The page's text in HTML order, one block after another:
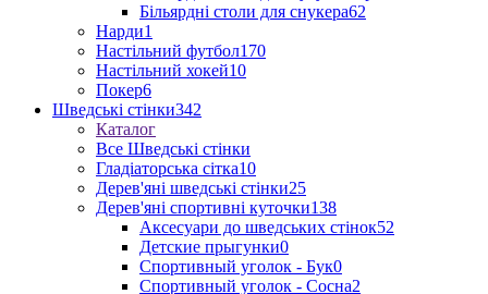
Більярдні столи для снукера62
Нарди1
Настільний футбол170
Настільний хокей10
Покер6
Шведські стінки342
Каталог
Все Шведські стінки
Гладіаторська сітка10
Дерев'яні шведські стінки25
Дерев'яні спортивні куточки138
Аксесуари до шведських стінок52
Детские прыгунки0
Спортивный уголок - Бук0
Спортивный уголок - Сосна2